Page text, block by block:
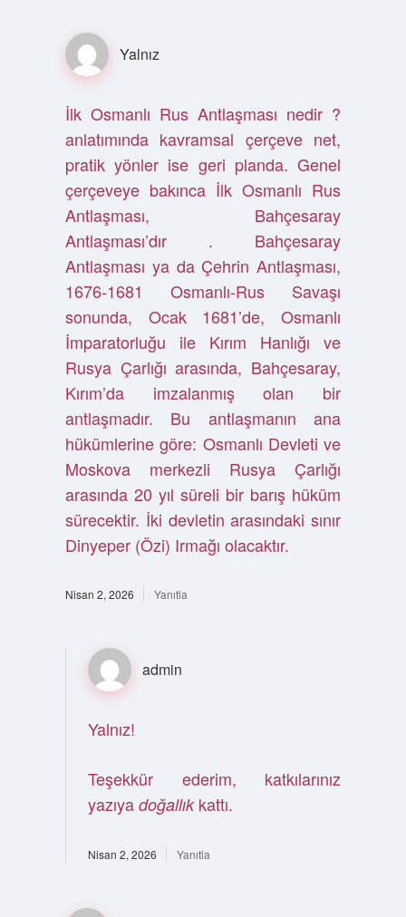
Yalnız
İlk Osmanlı Rus Antlaşması nedir ?
anlatımında kavramsal çerçeve net,
pratik yönler ise geri planda. Genel
çerçeveye bakınca İlk Osmanlı Rus
Antlaşması, Bahçesaray
Antlaşması’dır . Bahçesaray
Antlaşması ya da Çehrin Antlaşması,
1676-1681 Osmanlı-Rus Savaşı
sonunda, Ocak 1681’de, Osmanlı
İmparatorluğu ile Kırım Hanlığı ve
Rusya Çarlığı arasında, Bahçesaray,
Kırım’da imzalanmış olan bir
antlaşmadır. Bu antlaşmanın ana
hükümlerine göre: Osmanlı Devleti ve
Moskova merkezli Rusya Çarlığı
arasında 20 yıl süreli bir barış hüküm
sürecektir. İki devletin arasındaki sınır
Dinyeper (Özi) Irmağı olacaktır.
Nisan 2, 2026 Yanıtla
admin
Yalnız!
Teşekkür ederim, katkılarınız
yazıya doğallıkkattı.
Nisan 2, 2026 Yanıtla